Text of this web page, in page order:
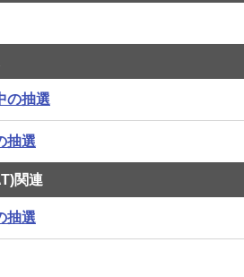
の抽選
抽選
関連
抽選